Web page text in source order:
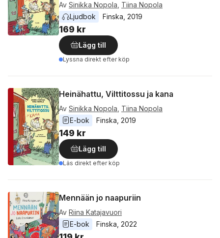
Av Sinikka Nopola Tiina Nopola
Ljudbok
Finska 2019
169 kr
Lägg till
Lyssna direkt efter köp
Heinähattu, Vilttitossu ja kana
Av Sinikka Nopola Tiina Nopola
E-bok
Finska 2019
149 kr
Lägg till
Läs direkt efter köp
Mennään jo naapuriin
Av Riina Katajavuori
E-bok
Finska 2022